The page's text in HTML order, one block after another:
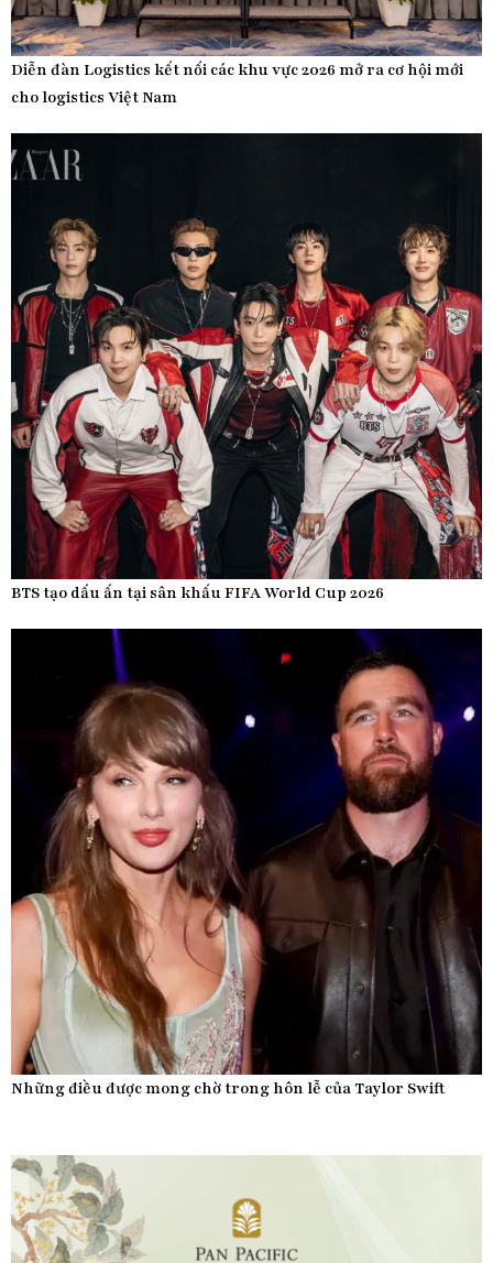
Diễn đàn Logistics kết nối các khu vực 2026 mở ra cơ hội mới
cho logistics Việt Nam
BTS tạo dấu ấn tại sân khấu FIFA World Cup 2026
Những điều được mong chờ trong hôn lễ của Taylor Swift